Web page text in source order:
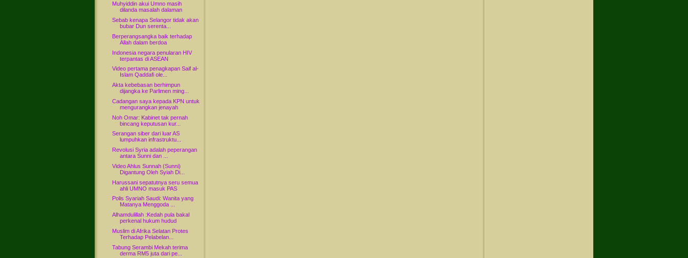
Muhyiddin akui Umno masih
dilanda masalah dalaman
Sebab kenapa Selangor tidak akan
bubar Dun serenta...
Berperangsangka baik terhadap
Allah dalam berdoa
Indonesia negara penularan HIV
terpantas di ASEAN
Video pertama penagkapan Saif al-
Islam Qaddafi ole...
Akta kebebasan berhimpun
dijangka ke Parlimen ming...
Cadangan saya kepada KPN untuk
mengurangkan jenayah
Noh Omar: Kabinet tak pernah
bincang keputusan kur...
Serangan siber dari luar AS
lumpuhkan infrastruktu...
Revolusi Syria adalah peperangan
antara Sunni dan ...
Video Ahlus Sunnah (Sunni)
Digantung Oleh Syiah Di...
Harussani sepatutnya seru semua
ahli UMNO masuk PAS
Polis Syariah Saudi: Wanita yang
Matanya Menggoda ...
Alhamdulillah :Kedah pula bakal
perkenal hukum hudud
Muslim di Afrika Selatan Protes
Terhadap Pelabelan...
Tabung Serambi Mekah terima
derma RM5 juta dari pe...